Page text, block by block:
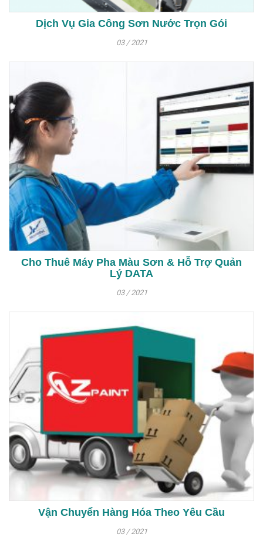
Dịch Vụ Gia Công Sơn Nước Trọn Gói
03 / 2021
Cho Thuê Máy Pha Màu Sơn & Hỗ Trợ Quản
Lý DATA
03 / 2021
Vận Chuyển Hàng Hóa Theo Yêu Cầu
03 / 2021